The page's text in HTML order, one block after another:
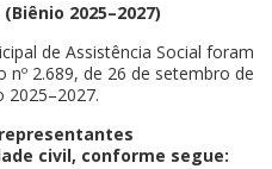
2025–2027)
de Assistência Social foram
2.689, de 26 de setembro de
2025–2027.
civil, conforme segue: